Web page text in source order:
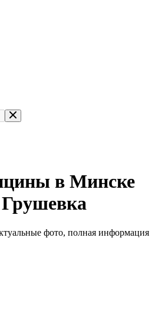
в Минске
Грушевка
фото, полная информация